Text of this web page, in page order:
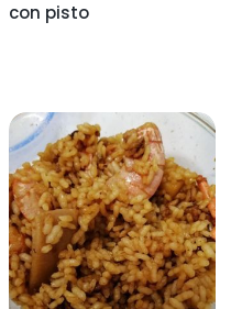
con pisto